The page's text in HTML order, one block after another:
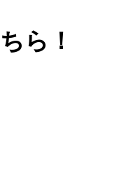
ら！